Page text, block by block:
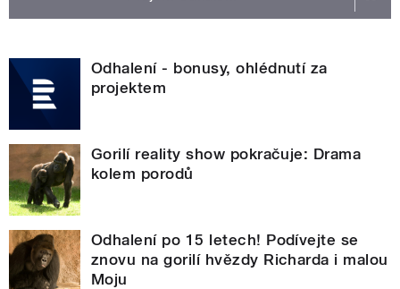
Odhalení - bonusy, ohlédnutí za
projektem
Gorilí reality show pokračuje: Drama
kolem porodů
Odhalení po 15 letech! Podívejte se
znovu na gorilí hvězdy Richarda i malou
Moju